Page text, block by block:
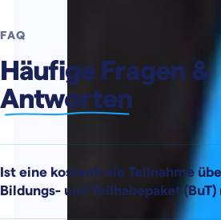
FAQ
Häufige Fragen &
Antworten
Ist eine kostenfreie Teilnahme
Bildungs- und Teilhabepaket